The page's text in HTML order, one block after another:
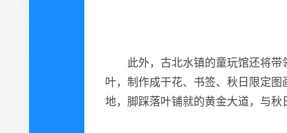
此外，古北水镇的童玩馆还将
叶，制作成干花、书签、秋日限定
地，脚踩落叶铺就的黄金大道，与秋